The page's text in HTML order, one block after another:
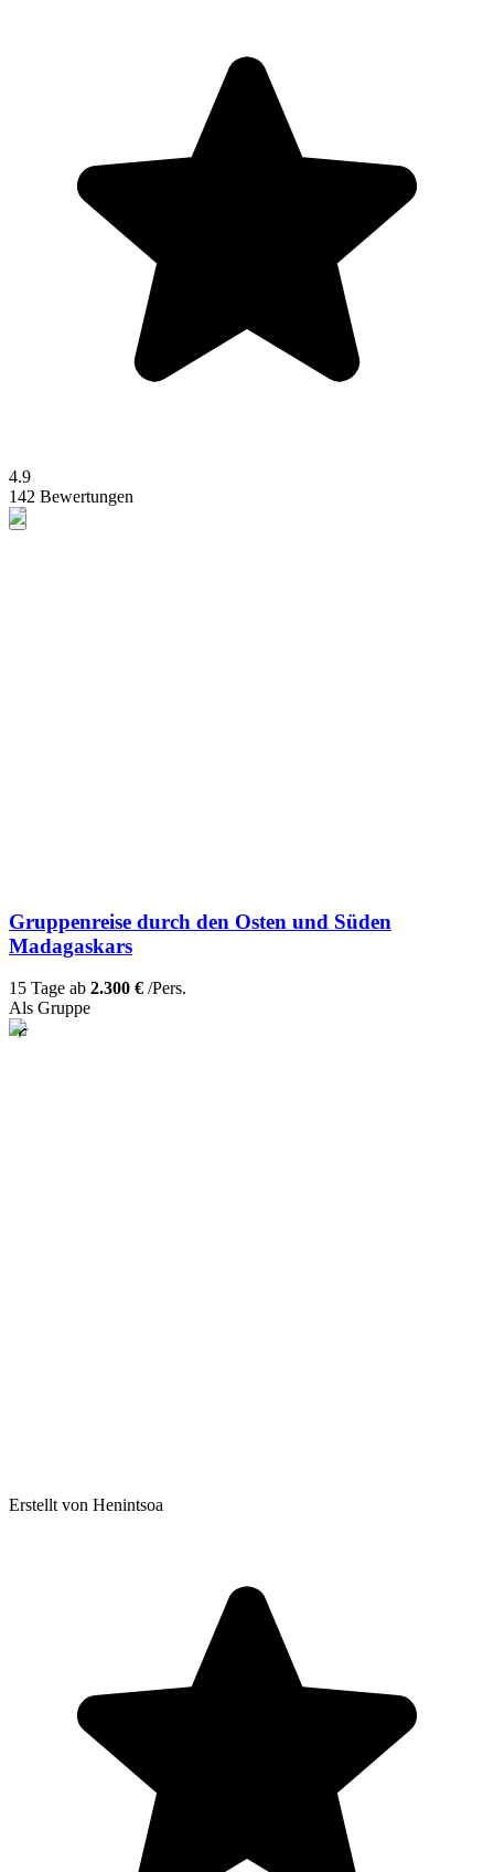
4.9
142 Bewertungen
Gruppenreise durch den Osten und Süden
Madagaskars
15 Tage ab 2.300 € /Pers.
Als Gruppe
Erstellt von Henintsoa